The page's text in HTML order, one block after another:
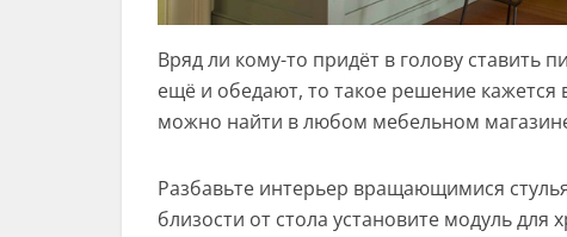
Вряд ли кому-то придёт в голову ставить
ещё и обедают, то такое решение
можно найти в любом мебельном
Разбавьте интерьер вращающимися
близости от стола установите модуль